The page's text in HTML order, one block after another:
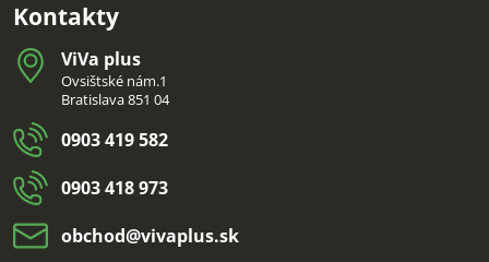
Kontakty
ViVa plus
Ovsištské nám.1
Bratislava 851 04
0903 419 582
0903 418 973
obchod​@vivaplus​.sk